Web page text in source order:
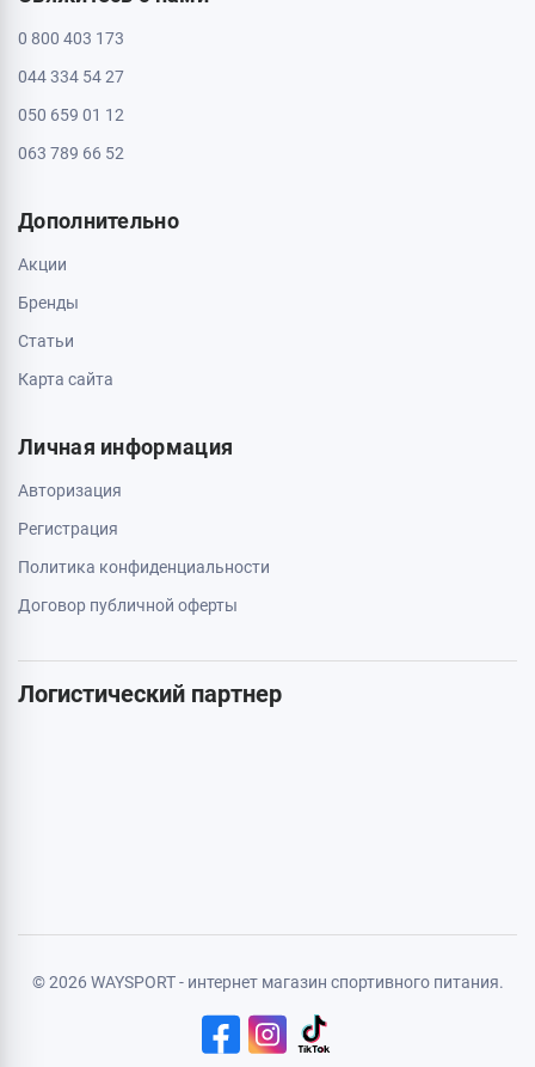
Информация
Контакты
Доставка и оплата
Обмен и возврат
Свяжитесь с нами
0 800 403 173
044 334 54 27
063 789 66 52
Дополнительно
Акции
Бренды
Карта сайта
Логистический партнер